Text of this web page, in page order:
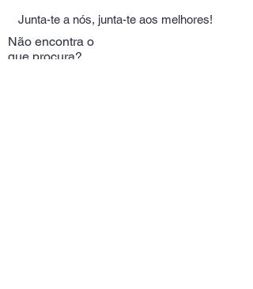
Junta-te a nós, junta-te aos melhores!
Não encontra o
que procura?